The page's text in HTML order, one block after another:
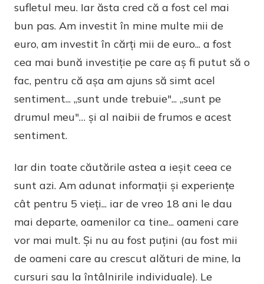
sufletul meu. Iar ăsta cred că a fost cel mai
bun pas. Am investit în mine multe mii de
euro, am investit în cărți mii de euro... a fost
cea mai bună investiție pe care aș fi putut să o
fac, pentru că așa am ajuns să simt acel
sentiment... „sunt unde trebuie"... „sunt pe
drumul meu"… și al naibii de frumos e acest
sentiment.
Iar din toate căutările astea a ieșit ceea ce
sunt azi. Am adunat informații și experiențe
cât pentru 5 vieți... iar de vreo 18 ani le dau
mai departe, oamenilor ca tine... oameni care
vor mai mult. Și nu au fost puțini (au fost mii
de oameni care au crescut alături de mine, la
cursuri sau la întâlnirile individuale). Le